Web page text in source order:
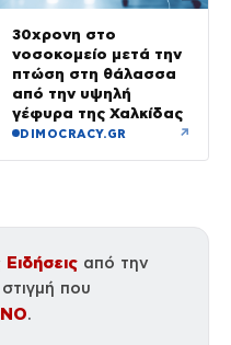
30χρονη στο
νοσοκομείο μετά την
πτώση στη θάλασσα
από την υψηλή
γέφυρα της Χαλκίδας
DIMOCRACY.GR ↗
Ειδήσεις από την
που
.